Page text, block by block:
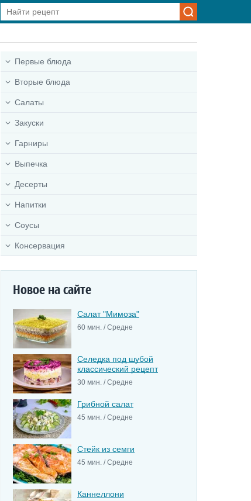
Первые блюда
Вторые блюда
Салаты
Закуски
Гарниры
Выпечка
Десерты
Напитки
Соусы
Консервация
Новое на сайте
Салат "Мимоза"
60 мин. / Средне
Селедка под шубой
классический рецепт
30 мин. / Средне
Грибной салат
45 мин. / Средне
Стейк из семги
45 мин. / Средне
Каннеллони